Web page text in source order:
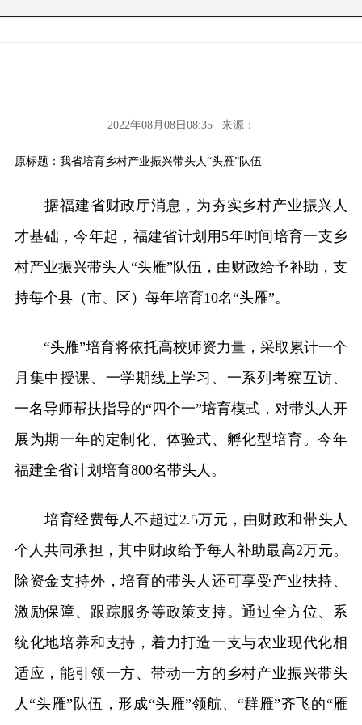
2022年08月08日08:35 | 来源：
原标题：我省培育乡村产业振兴带头人“头雁”队伍
据福建省财政厅消息，为夯实乡村产业振兴人
才基础，今年起，福建省计划用5年时间培育一支乡
村产业振兴带头人“头雁”队伍，由财政给予补助，支
持每个县（市、区）每年培育10名“头雁”。
“头雁”培育将依托高校师资力量，采取累计一个
月集中授课、一学期线上学习、一系列考察互访、
一名导师帮扶指导的“四个一”培育模式，对带头人开
展为期一年的定制化、体验式、孵化型培育。今年
福建全省计划培育800名带头人。
培育经费每人不超过2.5万元，由财政和带头人
个人共同承担，其中财政给予每人补助最高2万元。
除资金支持外，培育的带头人还可享受产业扶持、
激励保障、跟踪服务等政策支持。通过全方位、系
统化地培养和支持，着力打造一支与农业现代化相
适应，能引领一方、带动一方的乡村产业振兴带头
人“头雁”队伍，形成“头雁”领航、“群雁”齐飞的“雁